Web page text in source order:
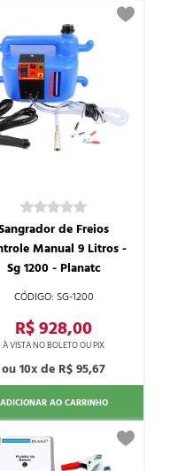
SG-1200
de Freios
Manual 9 Litros -
Sg 1200 - Planatc
R$ 928,00
10x de R$ 95,67
ADICIONAR AO CARRINHO